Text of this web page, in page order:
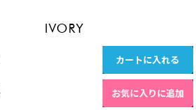
IVORY
カートに入れる
お気に入りに追加